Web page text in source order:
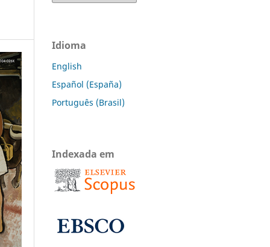
Idioma
English
Español (España)
Português (Brasil)
Indexada em